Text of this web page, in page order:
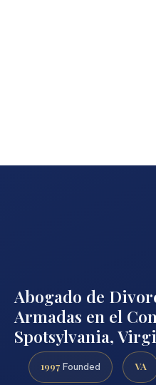
Abogado de
Armadas en el
Spotsylvania,
1997 Founded VA